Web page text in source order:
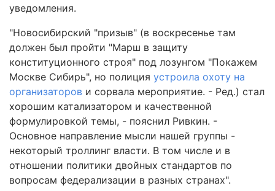
уведомления.
"Новосибирский "призыв" (в воскресенье там
должен был пройти "Марш в защиту
конституционного строя" под лозунгом "Покажем
Москве Сибирь", но полиция устроила охоту на
организаторов и сорвала мероприятие. - Ред.) стал
хорошим катализатором и качественной
формулировкой темы, - пояснил Ривкин. -
Основное направление мысли нашей группы -
некоторый троллинг власти. В том числе и в
отношении политики двойных стандартов по
вопросам федерализации в разных странах".